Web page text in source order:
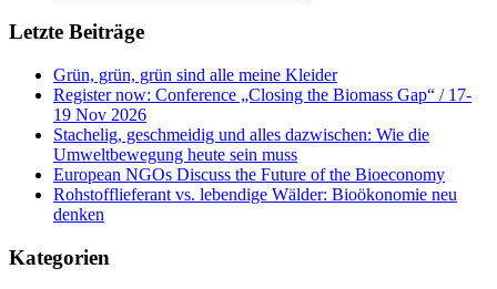
Letzte Beiträge
Grün, grün, grün sind alle meine Kleider
Register now: Conference „Closing the Biomass Gap“ / 17-
19 Nov 2026
Stachelig, geschmeidig und alles dazwischen: Wie die
Umweltbewegung heute sein muss
European NGOs Discuss the Future of the Bioeconomy
Rohstofflieferant vs. lebendige Wälder: Bioökonomie neu
denken
Kategorien